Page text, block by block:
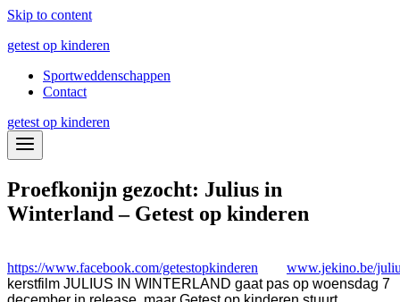
Skip to content
getest op kinderen
Sportweddenschappen
Contact
getest op kinderen
Proefkonijn gezocht: Julius in
Winterland – Getest op kinderen
https://www.facebook.com/getestopkinderen
www.jekino.be/
kerstfilm JULIUS IN WINTERLAND gaat pas op woensdag 7